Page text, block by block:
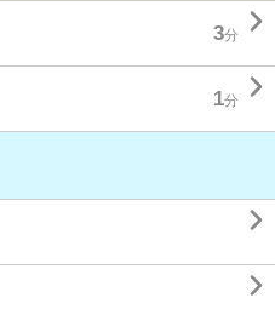
3分 
1分 

